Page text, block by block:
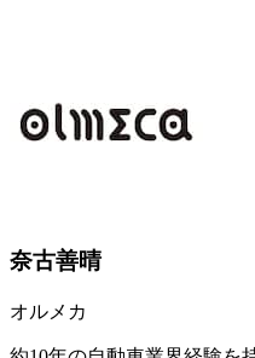
奈古善晴
オルメカ